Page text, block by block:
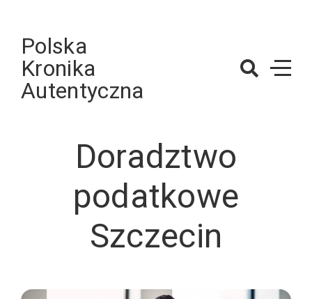
contentPolska
Kronika
Autentyczna
Doradztwo
podatkowe
Szczecin